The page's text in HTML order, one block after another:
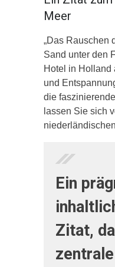
Meer
„Das Rauschen
Sand unter den
Hotel in Holland
und
die
lassen Sie sich
Ein
Zitat,